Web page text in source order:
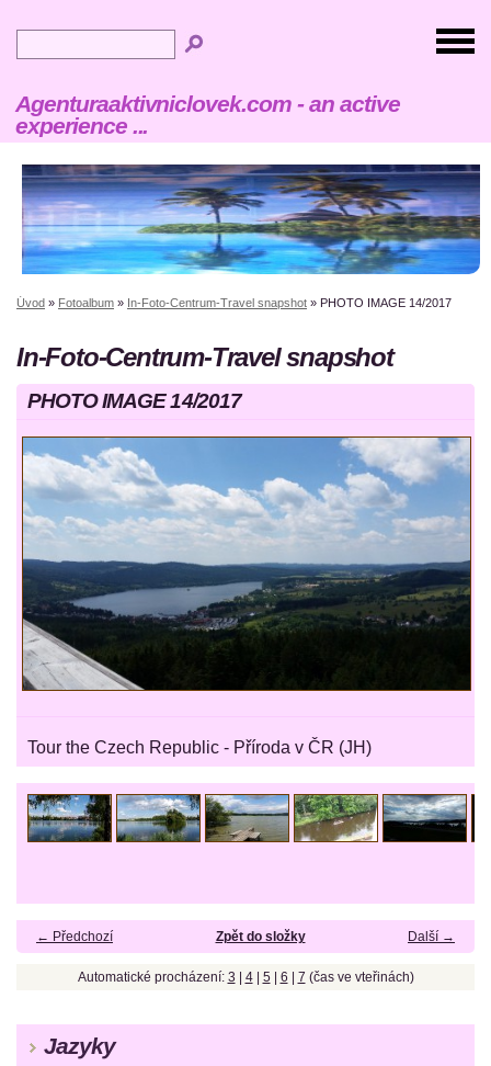
Agenturaaktivniclovek.com - an active
experience ...
Úvod » Fotoalbum » In-Foto-Centrum-Travel snapshot » PHOTO IMAGE 14/2017
In-Foto-Centrum-Travel snapshot
PHOTO IMAGE 14/2017
Tour the Czech Republic - Příroda v ČR (JH)
← Předchozí Další →
Zpět do složky
Automatické procházení: 3 4| 5| 6 7 (čas ve vteřinách)
Jazyky